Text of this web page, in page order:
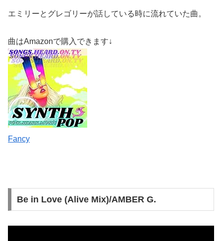
エミリーとグレゴリーが話している時に流れていた曲。
曲はAmazonで購入できます↓
Fancy
Be in Love (Alive Mix)/AMBER G.